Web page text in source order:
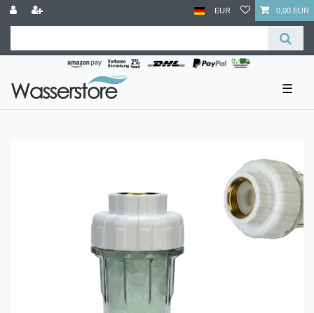
EUR 0,00 EUR
☰